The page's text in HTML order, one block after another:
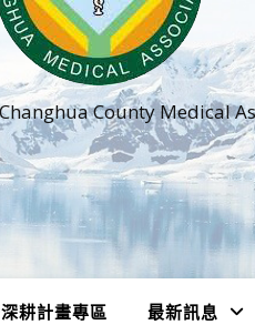
County Medical
耕計畫專區 最新訊息